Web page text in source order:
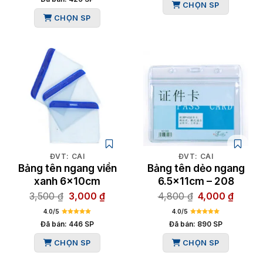
3,600 ₫.
CHỌN SP
CHỌN SP
ĐVT: CÁI
Bảng tên ngang viền
xanh 6x10cm
3,500₫ Giá
gốc
là:
3,500 ₫.
3,000 ₫Giá
4.0/5
Đã bán: 446 SP
CHỌN SP
ĐVT: CÁI
Bảng tên dẻo ngang
6.5x11cm – 208
4,800₫ Giá
gốc
là:
4,800 ₫.
4,000₫Giá
4.0/5
Đã bán: 890 SP
CHỌN SP